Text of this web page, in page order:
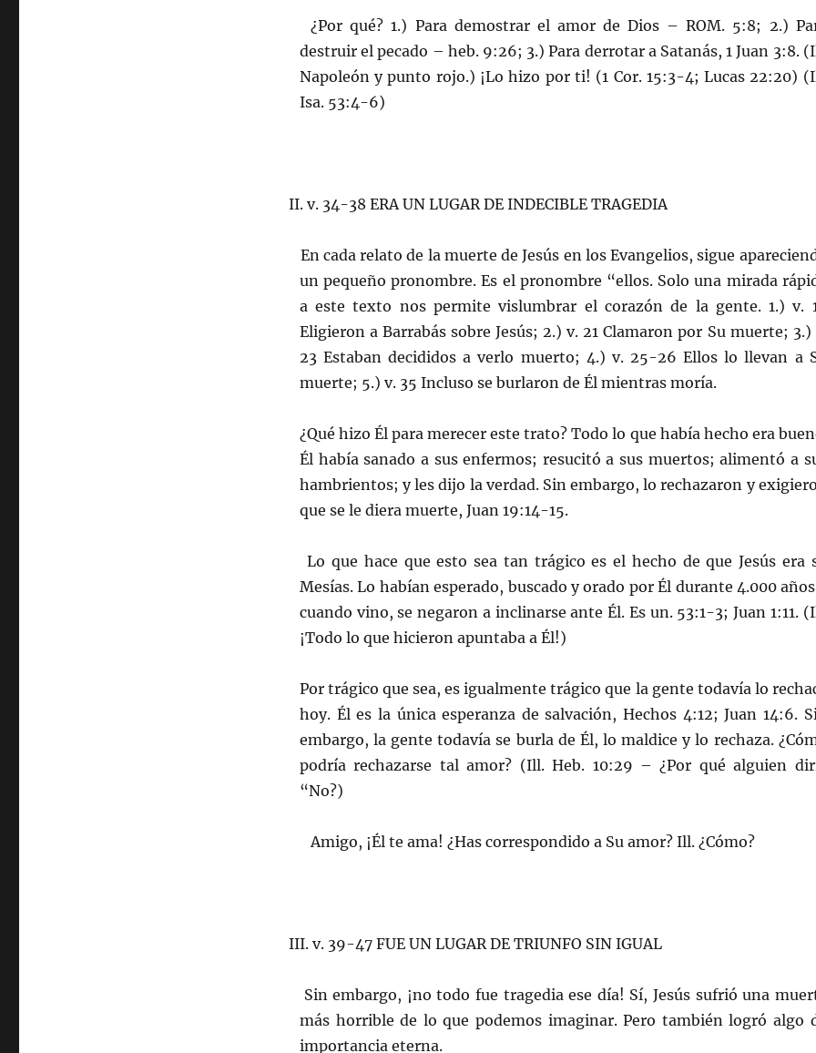
¿Por qué? 1.) Para demostrar el amor de Dios – ROM. 5:8; 2.)
destruir el pecado – heb. 9:26; 3.) Para derrotar a Satanás, 1 Juan 3:8.
Napoleón y punto rojo.) ¡Lo hizo por ti! (1 Cor. 15:3-4; Lucas 22:20)
Isa. 53:4-6)
II. v. 34-38 ERA UN LUGAR DE INDECIBLE TRAGEDIA
En cada relato de la muerte de Jesús en los Evangelios, sigue
un pequeño pronombre. Es el pronombre “ellos. Solo una mirada
a este texto nos permite vislumbrar el corazón de la gente. 1.) v.
Eligieron a Barrabás sobre Jesús; 2.) v. 21 Clamaron por Su muerte; 3.)
23 Estaban decididos a verlo muerto; 4.) v. 25-26 Ellos lo llevan a
muerte; 5.) v. 35 Incluso se burlaron de Él mientras moría.
¿Qué hizo Él para merecer este trato? Todo lo que había hecho era
Él había sanado a sus enfermos; resucitó a sus muertos; alimentó a
hambrientos; y les dijo la verdad. Sin embargo, lo rechazaron y
que se le diera muerte, Juan 19:14-15.
Lo que hace que esto sea tan trágico es el hecho de que Jesús era
Mesías. Lo habían esperado, buscado y orado por Él durante 4.000
cuando vino, se negaron a inclinarse ante Él. Es un. 53:1-3; Juan 1:11.
¡Todo lo que hicieron apuntaba a Él!)
Por trágico que sea, es igualmente trágico que la gente todavía lo
hoy. Él es la única esperanza de salvación, Hechos 4:12; Juan 14:6.
embargo, la gente todavía se burla de Él, lo maldice y lo rechaza.
podría rechazarse tal amor? (Ill. Heb. 10:29 – ¿Por qué alguien
“No?)
Amigo, ¡Él te ama! ¿Has correspondido a Su amor? Ill. ¿Cómo?
III. v. 39-47 FUE UN LUGAR DE TRIUNFO SIN IGUAL
Sin embargo, ¡no todo fue tragedia ese día! Sí, Jesús sufrió una
más horrible de lo que podemos imaginar. Pero también logró algo
importancia eterna.